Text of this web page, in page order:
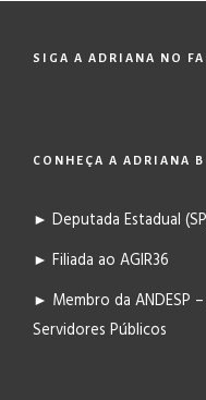
SIGA A ADRIANA NO
CONHEÇA A ADRIANA
► Deputada Estadual
► Filiada ao AGIR36
► Membro da ANDESP
Servidores Públicos